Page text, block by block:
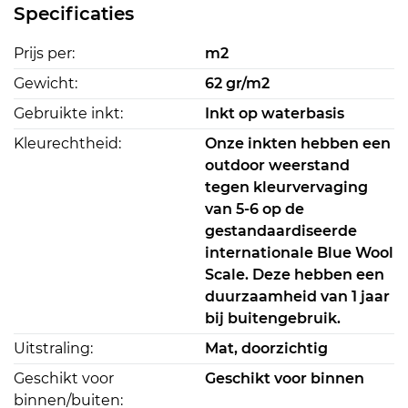
Specificaties
Prijs per:
m2
Gewicht:
62 gr/m2
Gebruikte inkt:
Inkt op waterbasis
Kleurechtheid:
Onze inkten hebben een
outdoor weerstand
tegen kleurvervaging
van 5-6 op de
gestandaardiseerde
internationale Blue Wool
Scale. Deze hebben een
duurzaamheid van 1 jaar
bij buitengebruik.
Uitstraling:
Mat, doorzichtig
Geschikt voor
binnen/buiten:
Geschikt voor binnen